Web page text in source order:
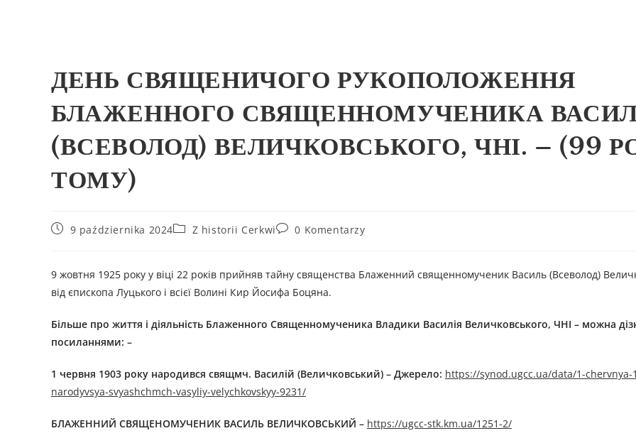
ДЕНЬ СВЯЩЕНИЧОГО РУКОПОЛОЖЕННЯ
БЛАЖЕННОГО СВЯЩЕННОМУЧЕНИКА
(ВСЕВОЛОД) ВЕЛИЧКОВСЬКОГО, ЧНІ. – (99
ТОМУ)
9 października 2024 Z historii Cerkwi 0 Komentarzy
9 жовтня 1925 року у віці 22 років прийняв тайну священства Блаженний священномученик Василь (Всеволод)
від єпископа Луцького і всієї Волині Кир Йосифа Боцяна.
Більше про життя і діяльність Блаженного Священномученика Владики Василія Величковського, ЧНІ – можна
посиланнями: –
1 червня 1903 року народився свящмч. Василій (Величковський) – Джерелo: https://synod.ugcc.ua/data/1-chervnya-
narodyvsya-svyashchmch-vasyliy-velychkovskyy-9231/
БЛАЖЕННИЙ СВЯЩЕНОМУЧЕНИК ВАСИЛЬ ВЕЛИЧКОВСЬКИЙ – https://ugcc-stk.km.ua/1251-2/